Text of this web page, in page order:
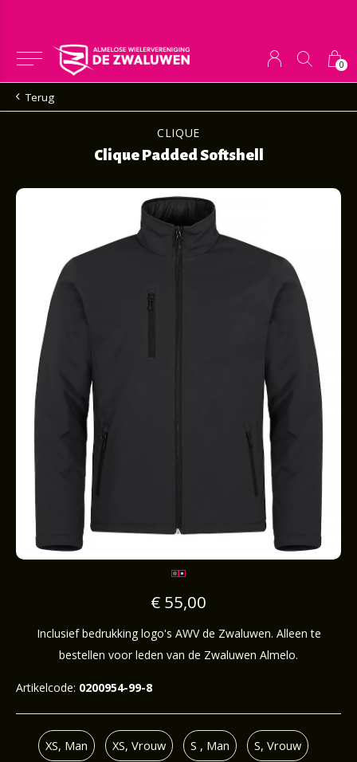
0
Terug
CLIQUE
Clique Padded Softshell
€ 55,00
Inclusief bedrukking logo's AWV de Zwaluwen. Alleen te
bestellen voor leden van de Zwaluwen Almelo.
Artikelcode: 0200954-99-8
XS, Man XS, Vrouw S , Man S, Vrouw